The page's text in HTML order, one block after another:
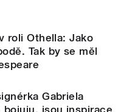
roli Othella: Jako
Tak by se měl
Gabriela